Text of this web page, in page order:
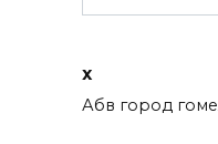
x
Абв город